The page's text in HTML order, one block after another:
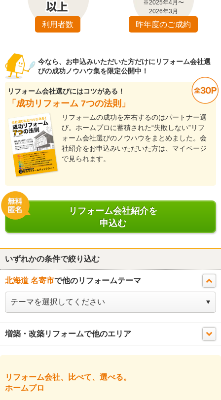
利用者数
※2025年4月〜
2026年3月
昨年度のご成約
今なら、お申込みいただいた方だけにリフォーム会社選
びの成功ノウハウ集を限定公開中！
リフォーム会社選びにはコツがある！
「成功リフォーム 7つの法則」
リフォームの成功を左右するのはパートナー選
び。ホームプロに蓄積された“失敗しない”リフ
ォーム会社選びのノウハウをまとめました。会
社紹介をお申込みいただいた方は、マイページ
で見られます。
リフォーム会社紹介を
申込む
いずれかの条件で絞り込む
北海道 名寄市で他のリフォームテーマ
増築・改築リフォームで他のエリア
リフォーム会社、比べて、選べる。
ホームプロ